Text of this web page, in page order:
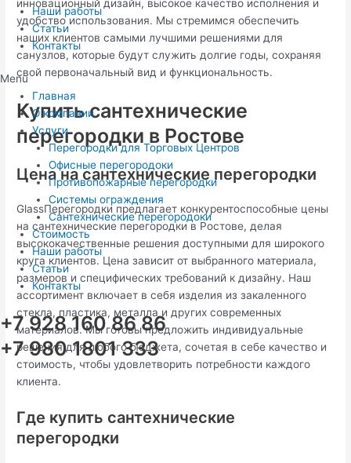
Наши работы
Статьи
Контакты
Menu
Главная
О компании
Услуги
Перегородки для Торговых Центров
Офисные перегородоки
Противопожарные перегородки
Системы ограждения
Сантехнические перегородоки
Стоимость
Наши работы
Статьи
Контакты
+7 928 160 86 86
+7 980 1801 333
инновационный дизайн, высокое качество исполнения и
удобство использования. Мы стремимся обеспечить
наших клиентов самыми лучшими решениями для
санузлов, которые будут служить долгие годы, сохраняя
свой первоначальный вид и функциональность.
Купить сантехнические
перегородки в Ростове
Цена на сантехнические перегородки
GlassПерегородки предлагает конкурентоспособные цены
на сантехнические перегородки в Ростове, делая
высококачественные решения доступными для широкого
круга клиентов. Цена зависит от выбранного материала,
размеров и специфических требований к дизайну. Наш
ассортимент включает в себя изделия из закаленного
стекла, пластика, металла и других современных
материалов. Мы готовы предложить индивидуальные
решения для любого бюджета, сочетая в себе качество и
стоимость, чтобы удовлетворить потребности каждого
клиента.
Где купить сантехнические
перегородки